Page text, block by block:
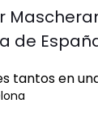
de